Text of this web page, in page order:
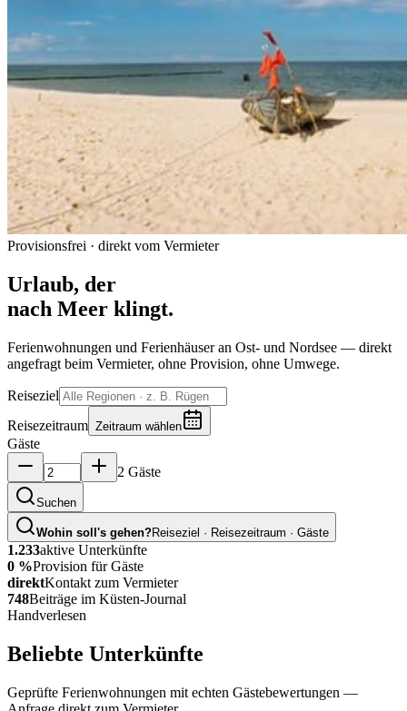
Provisionsfrei · direkt vom Vermieter
Urlaub, der
nach Meer klingt.
Ferienwohnungen und Ferienhäuser an Ost- und Nordsee — direkt
angefragt beim Vermieter, ohne Provision, ohne Umwege.
Reiseziel
Reisezeitraum Zeitraum wählen
Gäste
2 Gäste
Suchen
Wohin soll's gehen?Reiseziel · Reisezeitraum · Gäste
1.233aktive Unterkünfte
0 %Provision für Gäste
direktKontakt zum Vermieter
748Beiträge im Küsten-Journal
Handverlesen
Beliebte Unterkünfte
Geprüfte Ferienwohnungen mit echten Gästebewertungen —